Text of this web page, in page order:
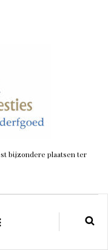
bijzondere plaatsen ter